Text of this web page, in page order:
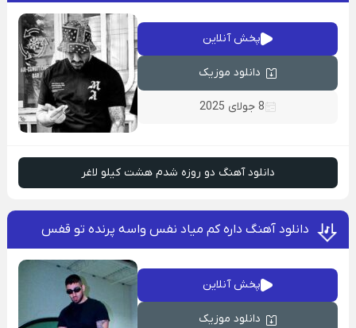
پخش آنلاین
دانلود موزیک
8 جولای 2025
دانلود آهنگ دو روزه شدم هشت کیلو لاغر
دانلود آهنگ داره کم میاد نفس واسه پرنده تو قفس
پخش آنلاین
دانلود موزیک